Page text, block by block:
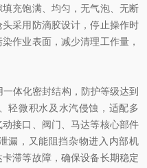
充饱满、均匀，无气泡、无断
采用防滴胶设计，停止操作时
作业表面，减少清理工作量，
体化密封结构，防护等级达到
轻微积水及水汽侵蚀，适配多
接口、阀门、马达等核心部件
漏，又能阻挡杂物进入内部机
滞等故障，确保设备长期稳定